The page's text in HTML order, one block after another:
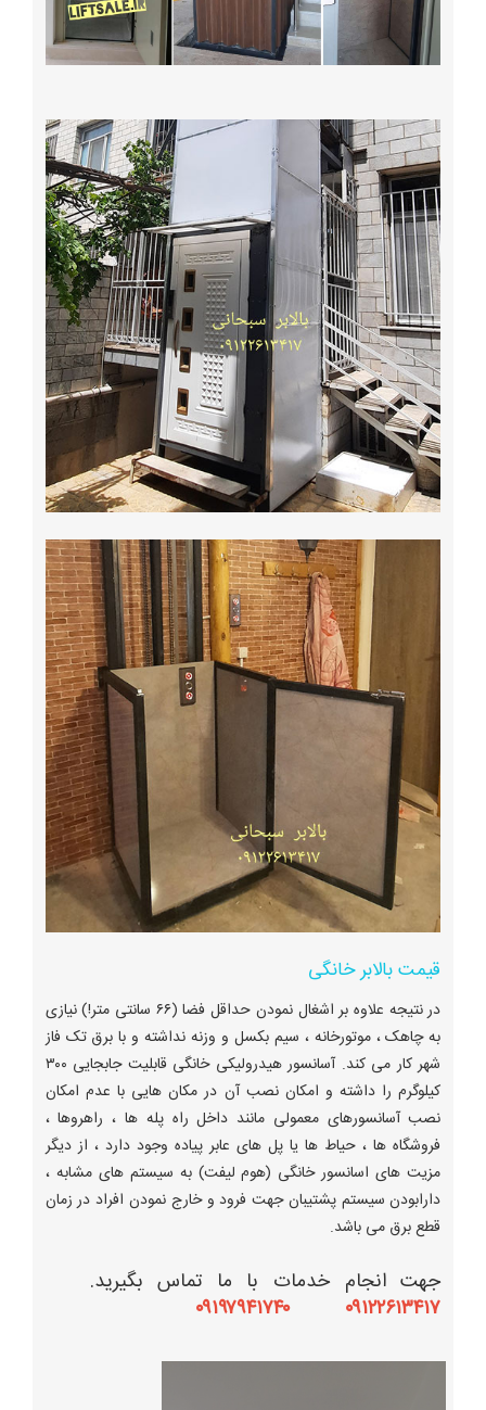
قیمت بالابر خانگی
در نتیجه علاوه بر اشغال نمودن حداقل فضا (۶۶ سانتی متر!) نیازی
به چاهک ، موتورخانه ، سیم بکسل و وزنه نداشته و با برق تک فاز
شهر کار می کند. آسانسور هیدرولیکی خانگی قابلیت جابجایی ۳۰۰
کیلوگرم را داشته و امکان نصب آن در مکان هایی با عدم امکان
نصب آسانسورهای معمولی مانند داخل راه پله ها ، راهروها ،
فروشگاه ها ، حیاط ها یا پل های عابر پیاده وجود دارد ، از دیگر
مزیت های اسانسور خانگی (هوم لیفت) به سیستم های مشابه ،
دارابودن سیستم پشتیبان جهت فرود و خارج نمودن افراد در زمان
قطع برق می باشد.
جهت انجام خدمات با ما تماس بگیرید.
۰۹۱۲۲۶۱۳۴۱۷ ۰۹۱۹۷۹۴۱۷۴۰